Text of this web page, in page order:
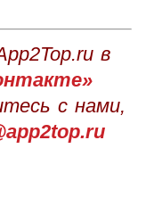
в
с нами,